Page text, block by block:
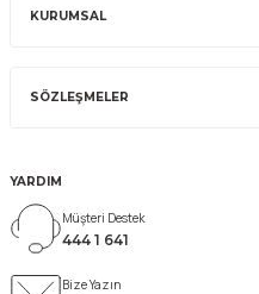
KURUMSAL
SÖZLEŞMELER
YARDIM
Müşteri Destek
444 1 641
Bize Yazın